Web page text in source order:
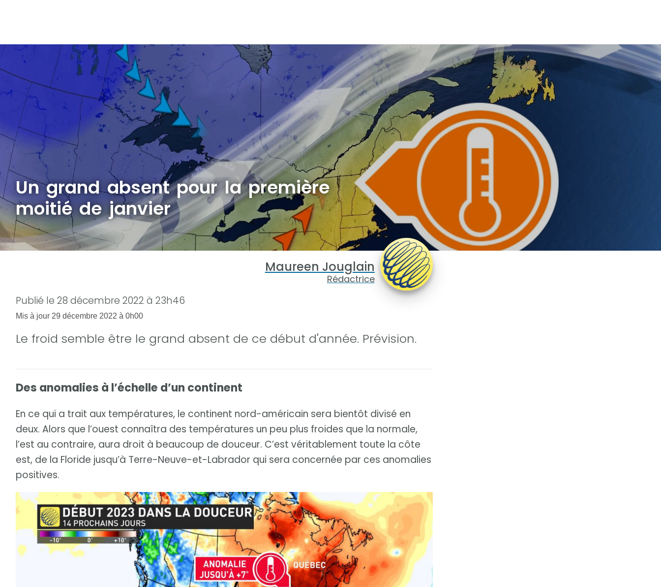
Un grand absent pour la première
moitié de janvier
Maureen Jouglain
Rédactrice
Publié le 28 décembre 2022 à 23h46
Mis à jour 29 décembre 2022 à 0h00
Le froid semble être le grand absent de ce début d'année. Prévision.
Des anomalies à l’échelle d’un continent
En ce qui a trait aux températures, le continent nord-américain sera bientôt divisé en
deux. Alors que l’ouest connaîtra des températures un peu plus froides que la normale,
l’est au contraire, aura droit à beaucoup de douceur. C’est véritablement toute la côte
est, de la Floride jusqu’à Terre-Neuve-et-Labrador qui sera concernée par ces anomalies
positives.